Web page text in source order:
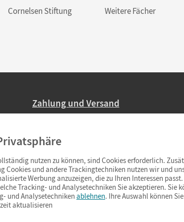
Cornelsen Stiftung Weitere Fächer
Zahlung und Versand
Ab 59,– EUR Bestellwert liefern wir
(Lieferung in 3–6 Tagen).
nutzen zu können, sind Cookies erforderlich.
Cookies und andere Trackingtechniken nutzen wir und
Werbung anzuzeigen, die zu Ihren Interessen
Tracking- und Analysetechniken Sie akzeptieren. Sie
und Analysetechniken ablehnen. Ihre Auswahl können
aktualisieren